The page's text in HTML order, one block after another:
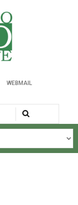
WEBMAIL